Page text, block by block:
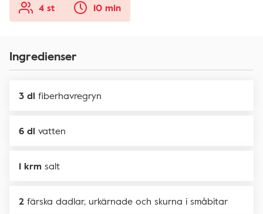
4 st 10 min
Ingredienser
3 dl fiberhavregryn
6 dl vatten
1 krm salt
2 färska dadlar, urkärnade och skurna i småbitar